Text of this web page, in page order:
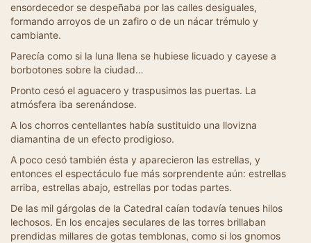
ensordecedor se despeñaba por las calles desiguales,
formando arroyos de un zafiro o de un nácar trémulo y
cambiante.
Parecía como si la luna llena se hubiese licuado y cayese a
borbotones sobre la ciudad…
Pronto cesó el aguacero y traspusimos las puertas. La
atmósfera iba serenándose.
A los chorros centellantes había sustituido una llovizna
diamantina de un efecto prodigioso.
A poco cesó también ésta y aparecieron las estrellas, y
entonces el espectáculo fue más sorprendente aún: estrellas
arriba, estrellas abajo, estrellas por todas partes.
De las mil gárgolas de la Catedral caían todavía tenues hilos
lechosos. En los encajes seculares de las torres brillaban
prendidas millares de gotas temblonas, como si los gnomos